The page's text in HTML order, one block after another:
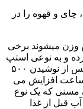
چای و قهوه را در
وزن میشوند برخی
و به نوعی استپ
وزنی را دور می زنند. بررسی ها نشان داده اند پس از نوشیدن ۵۰۰
لیتر آب متابولیسم بدن شما به مدت ۵/۱ ساعت افزایش می
مسنی که یک نوع
قبل از غذا